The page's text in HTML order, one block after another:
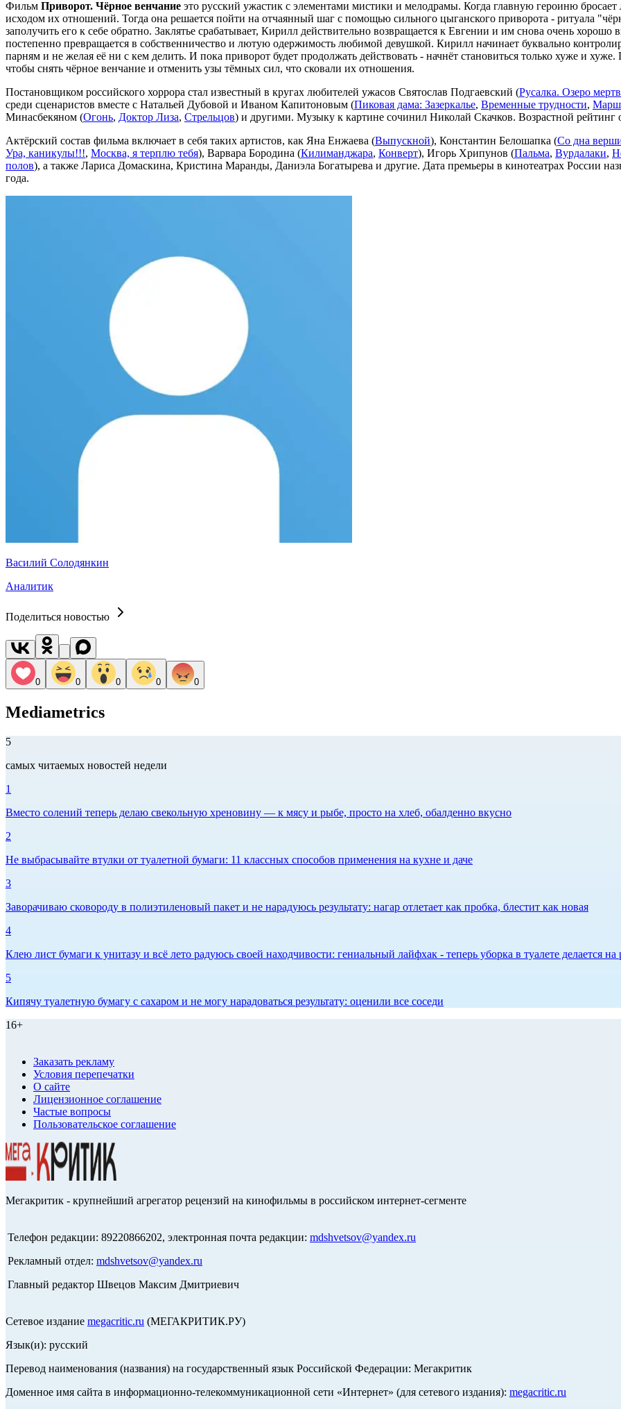
Фильм Приворот. Чёрное венчание это русский ужастик с элементами мистики и мелодрамы. Когда главную героиню
исходом их отношений. Тогда она решается пойти на отчаянный шаг с помощью сильного цыганского приворота - ритуала
заполучить его к себе обратно. Заклятье срабатывает, Кирилл действительно возвращается к Евгении и им снова очень
постепенно превращается в собственничество и лютую одержимость любимой девушкой. Кирилл начинает буквально
парням и не желая её ни с кем делить. И пока приворот будет продолжать действовать - начнёт становиться только хуже и
чтобы снять чёрное венчание и отменить узы тёмных сил, что сковали их отношения.
Постановщиком российского хоррора стал известный в кругах любителей ужасов Святослав Подгаевский (Русалка. Озеро
среди сценаристов вместе с Натальей Дубовой и Иваном Капитоновым (Пиковая дама: Зазеркалье, Временные трудности,
Минасбекяном (Огонь, Доктор Лиза, Стрельцов) и другими. Музыку к картине сочинил Николай Скачков. Возрастной рейтинг
Актёрский состав фильма включает в себя таких артистов, как Яна Енжаева (Выпускной), Константин Белошапка (Со дна
Ура, каникулы!!!, Москва, я терплю тебя), Варвара Бородина (Килиманджара, Конверт), Игорь Хрипунов (Пальма, Вурдалаки,
полов), а также Лариса Домаскина, Кристина Маранды, Даниэла Богатырева и другие. Дата премьеры в кинотеатрах России
года.
Василий Солодянкин
Аналитик
Поделиться новостью
0 0 0 0 0
Mediametrics
5
самых читаемых новостей недели
1
Вместо солений теперь делаю свекольную хреновину — к мясу и рыбе, просто на хлеб, обалденно вкусно
2
Не выбрасывайте втулки от туалетной бумаги: 11 классных способов применения на кухне и даче
3
Заворачиваю сковороду в полиэтиленовый пакет и не нарадуюсь результату: нагар отлетает как пробка, блестит как новая
4
Клею лист бумаги к унитазу и всё лето радуюсь своей находчивости: гениальный лайфхак - теперь уборка в туалете делается на
5
Кипячу туалетную бумагу с сахаром и не могу нарадоваться результату: оценили все соседи
16+
Заказать рекламу
Условия перепечатки
О сайте
Лицензионное соглашение
Частые вопросы
Пользовательское соглашение
Мегакритик - крупнейший агрегатор рецензий на кинофильмы в российском интернет-сегменте
Телефон редакции: 89220866202, электронная почта редакции: mdshvetsov@yandex.ru
Рекламный отдел: mdshvetsov@yandex.ru
Главный редактор Швецов Максим Дмитриевич
Сетевое издание megacritic.ru (МЕГАКРИТИК.РУ)
Язык(и): русский
Перевод наименования (названия) на государственный язык Российской Федерации: Мегакритик
Доменное имя сайта в информационно-телекоммуникационной сети «Интернет» (для сетевого издания): megacritic.ru